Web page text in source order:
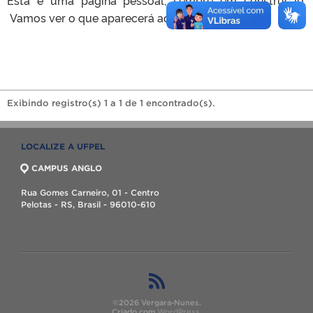
Vamos ver o que aparecerá aqui.
Exibindo registro(s) 1 a 1 de 1 encontrado(s).
LOCALIZE A UFPEL
CAMPUS ANGLO
Rua Gomes Carneiro, 01 - Centro
Pelotas - RS, Brasil - 96010-610
©2026 Vergara-Nunes.
Criado com WordPress